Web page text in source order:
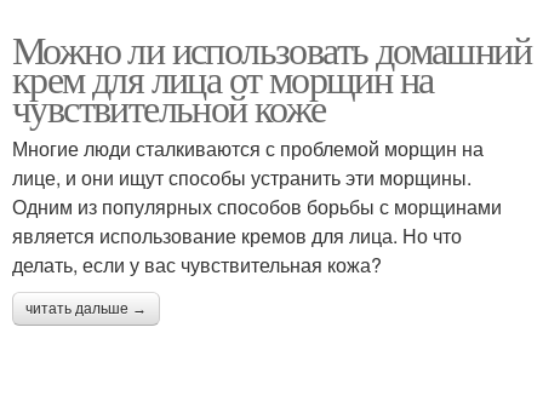
Можно ли использовать домашний
крем для лица от морщин на
чувствительной коже
Многие люди сталкиваются с проблемой морщин на
лице, и они ищут способы устранить эти морщины.
Одним из популярных способов борьбы с морщинами
является использование кремов для лица. Но что
делать, если у вас чувствительная кожа?
читать дальше →